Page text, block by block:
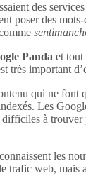
des
poser des
Panda et tout
important
qui ne
Les
à
connaissent les
trafic web,